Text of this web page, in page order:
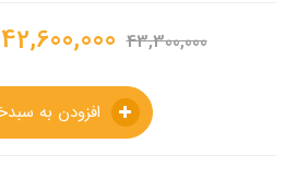
43,300,000
42,600,000